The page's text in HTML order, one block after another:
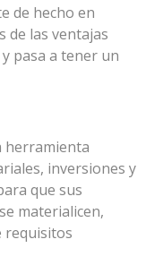
de hecho en
de las ventajas
pasa a tener un
herramienta
inversiones y
que sus
materialicen,
requisitos